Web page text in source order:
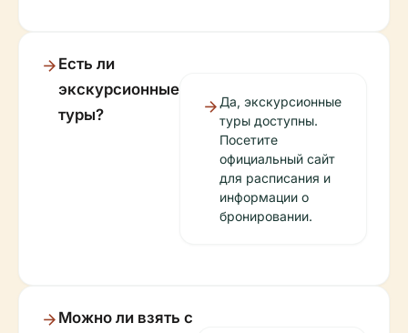
Есть ли
экскурсионные
туры?
Да, экскурсионные
туры доступны.
Посетите
официальный сайт
для расписания и
информации о
бронировании.
Можно ли взять с